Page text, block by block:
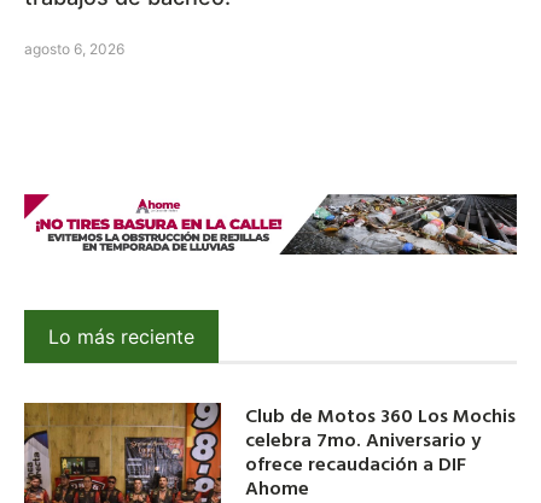
agosto 6, 2026
Lo más reciente
Club de Motos 360 Los Mochis
celebra 7mo. Aniversario y
ofrece recaudación a DIF
Ahome